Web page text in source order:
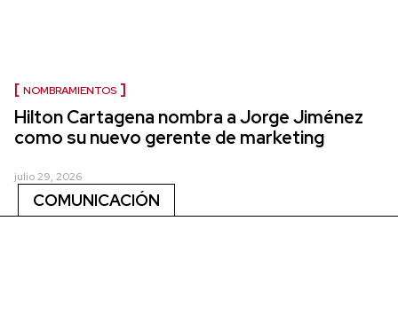
NOMBRAMIENTOS
Hilton Cartagena nombra a Jorge Jiménez
como su nuevo gerente de marketing
julio 29, 2026
COMUNICACIÓN